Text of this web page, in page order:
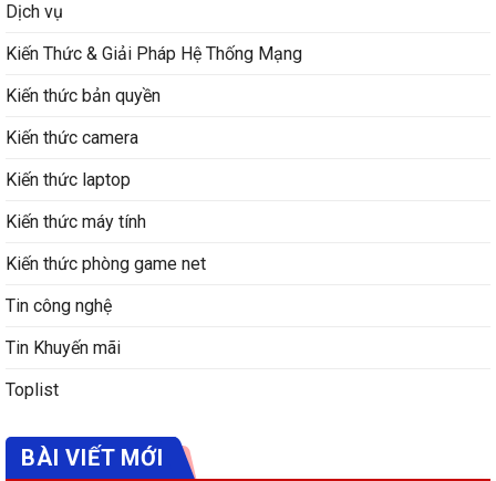
Dịch vụ
Kiến Thức & Giải Pháp Hệ Thống Mạng
Kiến thức bản quyền
Kiến thức camera
Kiến thức laptop
Kiến thức máy tính
Kiến thức phòng game net
Tin công nghệ
Tin Khuyến mãi
Toplist
BÀI VIẾT MỚI